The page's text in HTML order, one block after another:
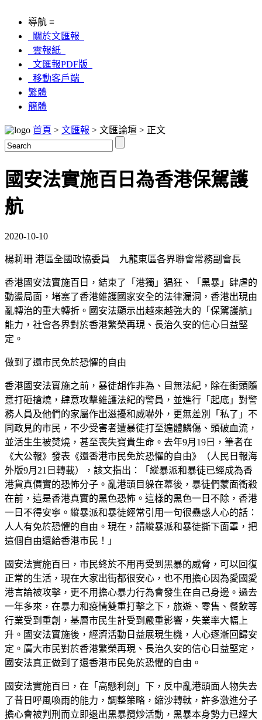
導航 ≡
關於文匯報
雲報紙
文匯報PDF版
移動客戶端
繁體
簡體
首頁 > 文匯報 > 文匯論壇 > 正文
國安法實施百日為香港保駕護
航
2020-10-10
楊莉珊 港區全國政協委員 九龍東區各界聯會常務副會長
香港國安法實施百日，結束了「港獨」猖狂、「黑暴」肆虐的
動盪局面，堵塞了香港維護國家安全的法律漏洞，香港出現由
亂轉治的重大轉折。國安法顯示出越來越強大的「保駕護航」
能力，社會各界對於香港繁榮再現、長治久安的信心日益堅
定。
做到了還市民免於恐懼的自由
香港國安法實施之前，暴徒胡作非為、目無法紀，除在街頭隨
意打砸搶燒，肆意攻擊維護法紀的警員，並進行「起底」對警
務人員及他們的家屬作出滋擾和威嚇外，更無差別「私了」不
同政見的市民，不少受害者遭暴徒打至遍體鱗傷、頭破血流，
並活生生被焚燒，甚至喪失寶貴生命。去年9月19日，筆者在
《大公報》發表《還香港市民免於恐懼的自由》（人民日報海
外版9月21日轉載），該文指出：「縱暴派和暴徒已經成為香
港貨真價實的恐怖分子。亂港頭目躲在幕後，暴徒們蒙面衝殺
在前，這是香港真實的黑色恐怖。這樣的黑色一日不除，香港
一日不得安寧。縱暴派和暴徒經常引用一句很蠱惑人心的話：
人人有免於恐懼的自由。現在，請縱暴派和暴徒撕下面罩，把
這個自由還給香港市民！」
國安法實施百日，市民終於不用再受到黑暴的威脅，可以回復
正常的生活，現在大家出街都很安心，也不用擔心因為愛國愛
港言論被攻擊，更不用擔心暴力行為會發生在自己身邊。過去
一年多來，在暴力和疫情雙重打擊之下，旅遊、零售、餐飲等
行業受到重創，基層市民生計受到嚴重影響，失業率大幅上
升。國安法實施後，經濟活動日益展現生機，人心逐漸回歸安
定。廣大市民對於香港繁榮再現、長治久安的信心日益堅定，
國安法真正做到了還香港市民免於恐懼的自由。
國安法實施百日，在「高懸利劍」下，反中亂港頭面人物失去
了昔日呼風喚雨的能力，調整策略，縮沙轉軚，許多激進分子
擔心會被判刑而立即退出黑暴攬炒活動，黑暴本身勢力已經大